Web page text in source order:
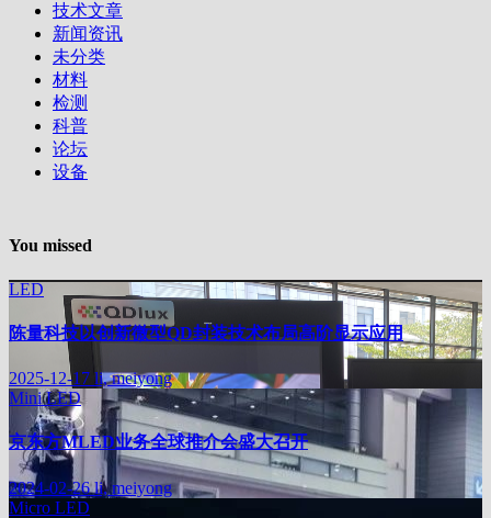
技术文章
新闻资讯
未分类
材料
检测
科普
论坛
设备
You missed
LED
陈量科技以创新微型QD封装技术布局高阶显示应用
2025-12-17 li, meiyong
Mini LED
京东方MLED业务全球推介会盛大召开
2024-02-26li, meiyong
Micro LED